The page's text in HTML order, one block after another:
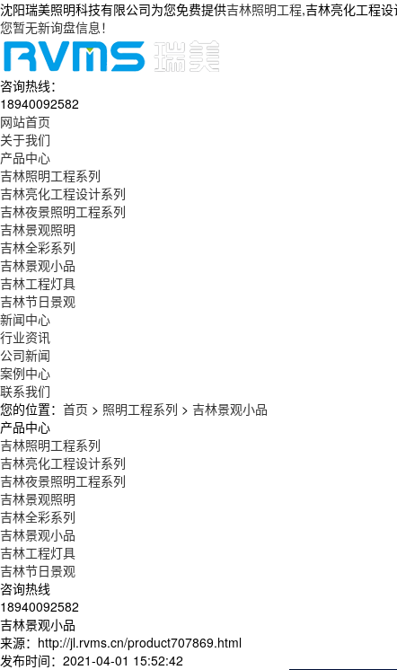
沈阳瑞美照明科技有限公司为您免费提供吉林照明工程,吉林亮化工程
您暂无新询盘信息！
咨询热线：
18940092582
网站首页
关于我们
产品中心
吉林照明工程系列
吉林亮化工程设计系列
吉林夜景照明工程系列
吉林景观照明
吉林全彩系列
吉林景观小品
吉林工程灯具
吉林节日景观
新闻中心
行业资讯
公司新闻
案例中心
联系我们
您的位置： 首页 > 照明工程系列 > 吉林景观小品
产品中心
吉林照明工程系列
吉林亮化工程设计系列
吉林夜景照明工程系列
吉林景观照明
吉林全彩系列
吉林景观小品
吉林工程灯具
吉林节日景观
咨询热线
18940092582
吉林景观小品
来源：http://jl.rvms.cn/product707869.html
发布时间：2021-04-01 15:52:42